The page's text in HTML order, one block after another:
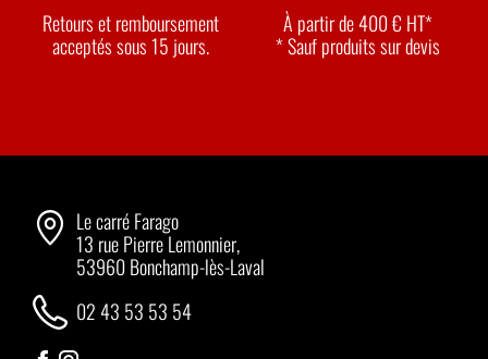
Retours et remboursement
acceptés sous 15 jours.
À partir de 400 € HT*
* Sauf produits sur devis
Le carré Farago
13 rue Pierre Lemonnier,
53960 Bonchamp-lès-Laval
02 43 53 53 54